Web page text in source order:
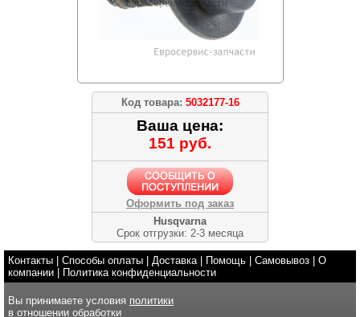
Код товара: 5032177-16
Ваша цена:
151 руб.
Оформить под заказ
Husqvarna
Срок отгрузки: 2-3 месяца
Контакты Способы оплаты Доставка| Помощь Самовывоз
О
компании
Политика конфиденциальности
Вы принимаете условия политики
в отношении обработки